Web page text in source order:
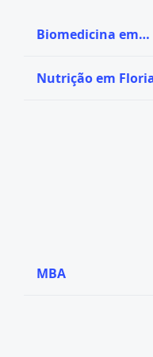
Biomedicina em
Nutrição em
MBA